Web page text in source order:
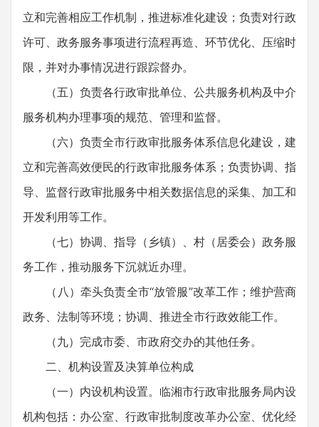
立和完善相应工作机制，推进标准化建设；负责对行政
许可、政务服务事项进行流程再造、环节优化、压缩时
限，并对办事情况进行跟踪督办。
（五）负责各行政审批单位、公共服务机构及中介
服务机构办理事项的规范、管理和监督。
（六）负责全市行政审批服务体系信息化建设，建
立和完善高效便民的行政审批服务体系；负责协调、指
导、监督行政审批服务中相关数据信息的采集、加工和
开发利用等工作。
（七）协调、指导（乡镇）、村（居委会）政务服
务工作，推动服务下沉就近办理。
（八）牵头负责全市“放管服”改革工作；维护营商
政务、法制等环境；协调、推进全市行政效能工作。
（九）完成市委、市政府交办的其他任务。
二、机构设置及决算单位构成
（一）内设机构设置。临湘市行政审批服务局内设
机构包括：办公室、行政审批制度改革办公室、优化经